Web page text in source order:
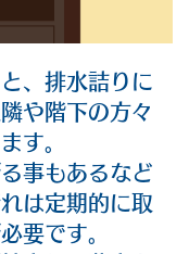
、排水詰りに
や階下の方々
す。
事もあるなど
は定期的に取
要です。